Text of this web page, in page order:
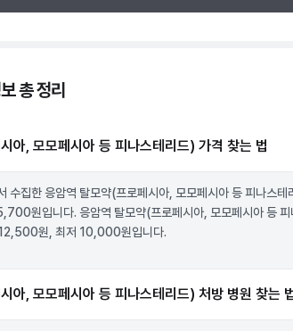
총 정리
아, 모모페시아 등 피나스테리드) 가격 찾는 법
수집한 응암역 탈모약(프로페시아, 모모페시아 등 피나스테
원입니다. 응암역 탈모약(프로페시아, 모모페시아 등 피
12,500원, 최저 10,000원입니다.
아, 모모페시아 등 피나스테리드) 처방 병원 찾는